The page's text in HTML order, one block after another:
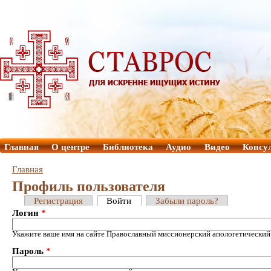
Главная О центре Библиотека Аудио Видео
Главная
Профиль пользователя
Регистрация Войти
Забыли пароль?
Логин *
Укажите ваше имя на сайте Православный миссионерский
Пароль *